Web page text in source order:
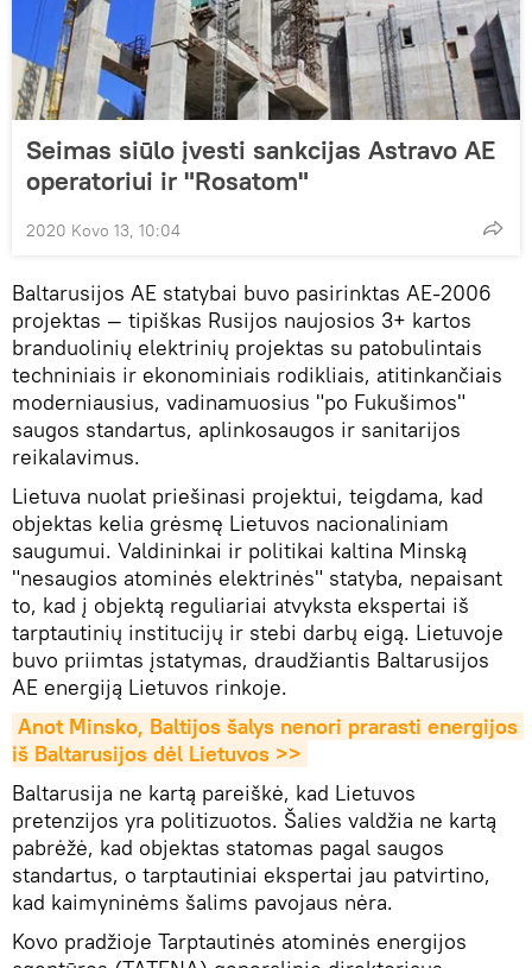
Seimas siūlo įvesti sankcijas Astravo AE
operatoriui ir "Rosatom"
2020 Kovo 13, 10:04
Baltarusijos AE statybai buvo pasirinktas AE-2006
projektas — tipiškas Rusijos naujosios 3+ kartos
branduolinių elektrinių projektas su patobulintais
techniniais ir ekonominiais rodikliais, atitinkančiais
moderniausius, vadinamuosius "po Fukušimos"
saugos standartus, aplinkosaugos ir sanitarijos
reikalavimus.
Lietuva nuolat priešinasi projektui, teigdama, kad
objektas kelia grėsmę Lietuvos nacionaliniam
saugumui. Valdininkai ir politikai kaltina Minską
"nesaugios atominės elektrinės" statyba, nepaisant
to, kad į objektą reguliariai atvyksta ekspertai iš
tarptautinių institucijų ir stebi darbų eigą. Lietuvoje
buvo priimtas įstatymas, draudžiantis Baltarusijos
AE energiją Lietuvos rinkoje.
Anot Minsko, Baltijos šalys nenori prarasti energijos
iš Baltarusijos dėl Lietuvos >>
Baltarusija ne kartą pareiškė, kad Lietuvos
pretenzijos yra politizuotos. Šalies valdžia ne kartą
pabrėžė, kad objektas statomas pagal saugos
standartus, o tarptautiniai ekspertai jau patvirtino,
kad kaimyninėms šalims pavojaus nėra.
Kovo pradžioje Tarptautinės atominės energijos